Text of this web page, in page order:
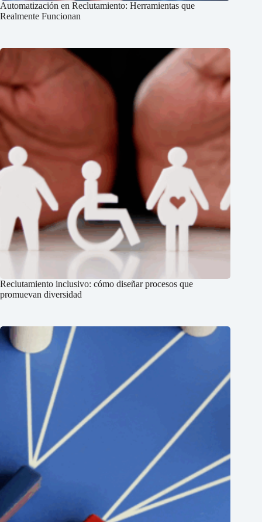
Automatización en Reclutamiento: Herramientas que
Realmente Funcionan
Reclutamiento inclusivo: cómo diseñar procesos que
promuevan diversidad